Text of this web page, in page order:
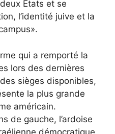
États et se
l’identité juive et la
qui a remporté la
lors des dernières
sièges disponibles,
la plus grande
américain.
de gauche, l’ardoise
démocratique,